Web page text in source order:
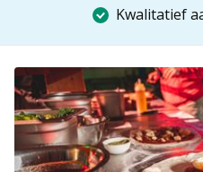
Kwalitatief